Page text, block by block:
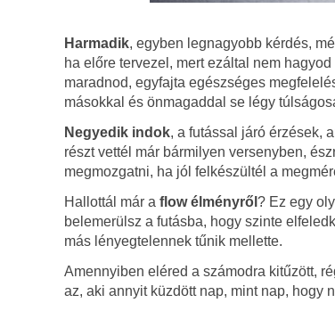
Harmadik, egyben legnagyobb kérdés,
ha előre tervezel, mert ezáltal nem
maradnod, egyfajta egészséges
másokkal és önmagaddal se légy
Negyedik indok, a futással járó érzések,
részt vettél már bármilyen versenyben,
megmozgatni, ha jól felkészültél a
Hallottál már a flow élményről ? Ez egy
belemerülsz a futásba, hogy szinte
más lényegtelennek tűnik mellette.
Amennyiben eléred a számodra kitűzött,
az, aki annyit küzdött nap, mint nap, hogy